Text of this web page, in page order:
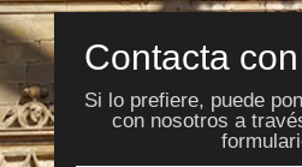
Contacta
Si lo prefiere, puede
con nosotros a